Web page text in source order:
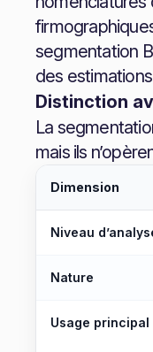
segmentation
des
Distinction
La
mais ils
Dimension
Niveau
Nature
Usage principal